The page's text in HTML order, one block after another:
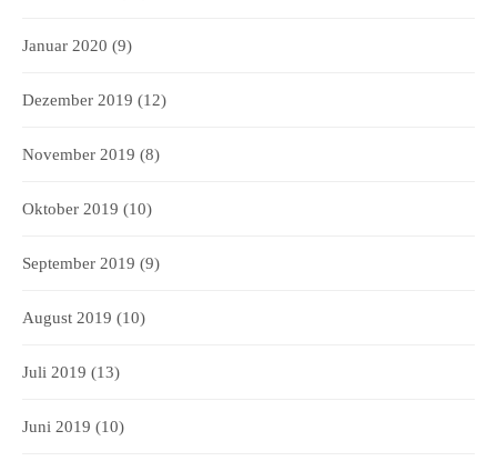
Januar 2020 (9)
Dezember 2019 (12)
November 2019 (8)
Oktober 2019 (10)
September 2019 (9)
August 2019 (10)
Juli 2019 (13)
Juni 2019 (10)